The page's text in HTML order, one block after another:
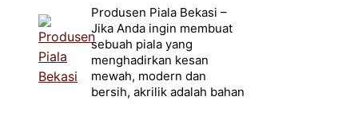
Produsen Piala Bekasi –
Jika Anda ingin membuat
sebuah piala yang
menghadirkan kesan
mewah, modern dan
bersih, akrilik adalah bahan